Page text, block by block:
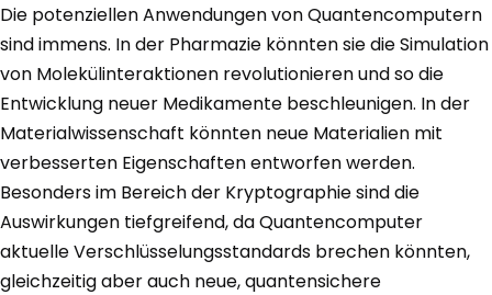
Die potenziellen Anwendungen von Quantencomputern
sind immens. In der Pharmazie könnten sie die Simulation
von Molekülinteraktionen revolutionieren und so die
Entwicklung neuer Medikamente beschleunigen. In der
Materialwissenschaft könnten neue Materialien mit
verbesserten Eigenschaften entworfen werden.
Besonders im Bereich der Kryptographie sind die
Auswirkungen tiefgreifend, da Quantencomputer
aktuelle Verschlüsselungsstandards brechen könnten,
gleichzeitig aber auch neue, quantensichere